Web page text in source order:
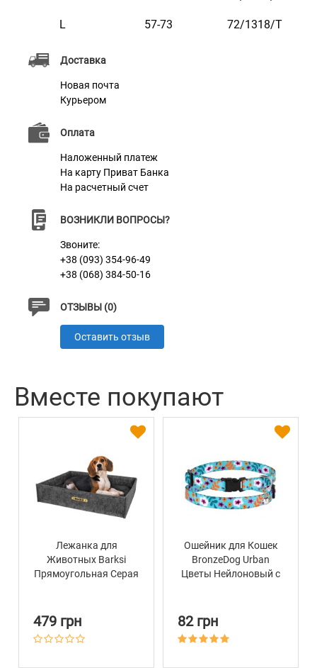
Доставка
Новая почта
Курьером
Оплата
Наложенный платеж
На карту Приват Банка
На расчетный счет
ВОЗНИКЛИ ВОПРОСЫ?
Звоните:
+38 (093) 354-96-49
+38 (068) 384-50-16
ОТЗЫВЫ (0)
Оставить отзыв
желанию, например: ваши контактные данные, адрес,
имя домашнего животного, номер микрочипа и т.п.
временем он не сотрется и не потускнеет.
Характеристики
Материал Нейлон
Фурнитура
L 57-73 72/1318/Т
Вместе покупают
Лежанка для
Животных Barksi
Прямоугольная Серая
479 грн
Ошейник для Кошек
BronzeDog Urban
Цветы Нейлоновый с
Колокольчиком
82 грн